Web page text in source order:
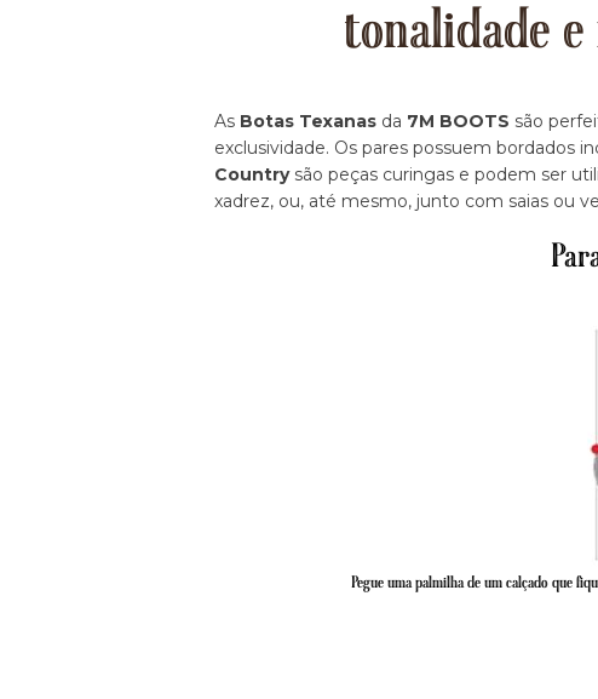
tonalidade
As Botas Texanas da 7M BOOTS são
exclusividade. Os pares possuem bordados
Countrysão peças curingas e podem ser
xadrez, ou, até mesmo, junto com saias ou
Pegue uma palmilha de um calçado que